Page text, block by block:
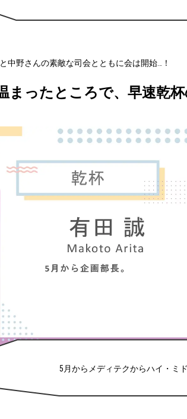
中野さんの素敵な司会とともに会は開始…！
まったところで、早速乾杯
5月からメディテクからハイ・ミ